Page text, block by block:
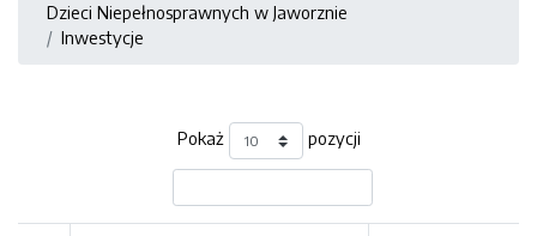
Dzieci Niepełnosprawnych w Jaworznie
Inwestycje
Pokaż pozycji